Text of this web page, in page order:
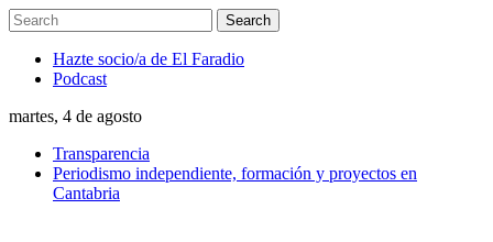
Hazte socio/a de El Faradio
Podcast
martes, 4 de agosto
Transparencia
Periodismo independiente, formación y proyectos en
Cantabria